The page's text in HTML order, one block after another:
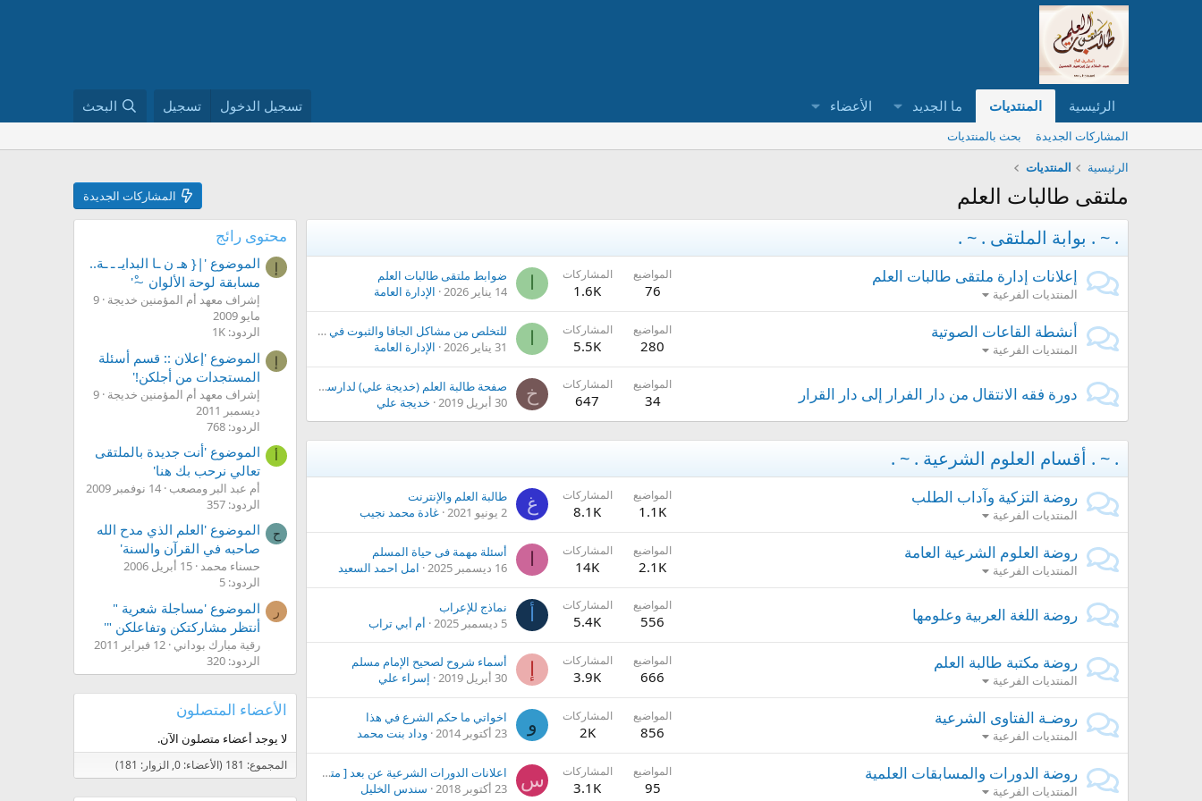
الرئيسية المنتديات ما الجديد الأعضاء تسجيل الدخول تسجيل البحث
المشاركات الجديدة
بحث بالمنتديات
الرئيسية
المنتديات
ملتقى طالبات العلم المشاركات الجديدة
. ~ . بوابة الملتقى . ~ .
إعلانات إدارة ملتقى طالبات العلم
المنتديات الفرعية
المواضيع
76
المشاركات
1.6K ا
ضوابط ملتقى طالبات العلم
14 يناير 2026
الإدارة العامة
أنشطة القاعات الصوتية
المنتديات الفرعية
المواضيع
280
المشاركات
5.5K ا
للتخلص من مشاكل الجافا والثبوت في القاعة
31 يناير 2026
الإدارة العامة
دورة فقه الانتقال من دار الفرار إلى دار القرار المواضيع
34
المشاركات
647 خ
صفحة طالبة العلم (خديجة علي) لدارسة مقرر الدورة
30 أبريل 2019
خديجة علي
. ~ . أقسام العلوم الشرعية . ~ .
روضة التزكية وآداب الطلب
المنتديات الفرعية
المواضيع
1.1K
المشاركات
8.1K غ
طالبة العلم والإنترنت
2 يونيو 2021
غادة محمد نجيب
روضة العلوم الشرعية العامة
المنتديات الفرعية
المواضيع
2.1K
المشاركات
14K ا
أسئلة مهمة فى حياة المسلم
16 ديسمبر 2025
امل احمد السعيد
روضة اللغة العربية وعلومها المواضيع
556
المشاركات
5.4K أ
نماذج للإعراب
5 ديسمبر 2025
أم أبي تراب
روضة مكتبة طالبة العلم
المنتديات الفرعية
المواضيع
666
المشاركات
3.9K إ
أسماء شروح لصحيح الإمام مسلم
30 أبريل 2019
إسراء علي
روضـة الفتاوى الشرعية
المنتديات الفرعية
المواضيع
856
المشاركات
2K و
اخواتي ما حكم الشرع في هذا
23 أكتوبر 2014
وداد بنت محمد
روضة الدورات والمسابقات العلمية
المنتديات الفرعية
المواضيع
95
المشاركات
3.1K س
اعلانات الدورات الشرعية عن بعد [ متجدد ]..
23 أكتوبر 2018
سندس الخليل
محتوى رائج
إ
الموضوع '|{ هـ ن ـا البدايـ ـ ـة..
مسابقة لوحة الألوان ~ْ'
إشراف معهد أم المؤمنين خديجة 9
مايو 2009
الردود: 1K
إ
الموضوع 'إعلان :: قسم أسئلة
المستجدات من أجلكن!'
إشراف معهد أم المؤمنين خديجة 9
ديسمبر 2011
الردود: 768
أ
الموضوع 'أنت جديدة بالملتقى
تعالي نرحب بك هنا'
أم عبد البر ومصعب 14 نوفمبر 2009
الردود: 357
ح
الموضوع 'العلم الذي مدح الله
صاحبه في القرآن والسنة'
حسناء محمد 15 أبريل 2006
الردود: 5
ر
الموضوع 'مساجلة شعرية "
أنتظر مشاركتكن وتفاعلكن "'
رقية مبارك بوداني 12 فبراير 2011
الردود: 320
الأعضاء المتصلون
لا يوجد أعضاء متصلون الآن.
المجموع: 181 (الأعضاء: 0, الزوار: 181)